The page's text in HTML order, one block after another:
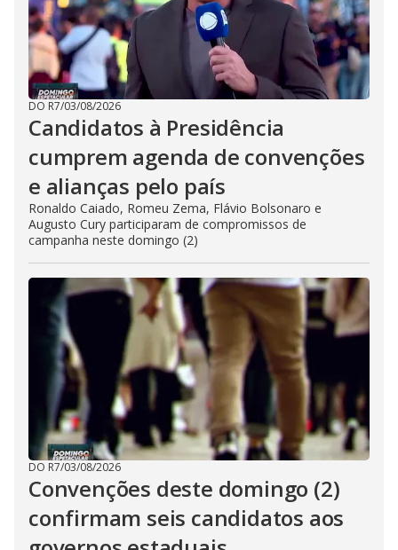
DO R7/03/08/2026
Candidatos à Presidência
cumprem agenda de convenções
e alianças pelo país
Ronaldo Caiado, Romeu Zema, Flávio Bolsonaro e
Augusto Cury participaram de compromissos de
campanha neste domingo (2)
DO R7/03/08/2026
Convenções deste domingo (2)
confirmam seis candidatos aos